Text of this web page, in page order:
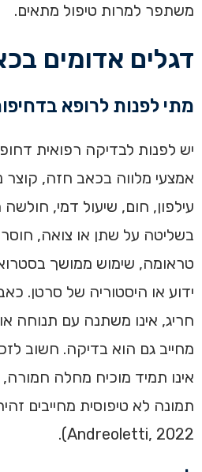
משתפר למרות טיפול מתאים.
דגלים אדומים
מתי לפנות לרופא
יש לפנות לבדיקה רפואית
אמצעי מלווה בכאב חזה,
עילפון, חום, שיעול דמי,
בשליטה על שתן או צואה,
טראומה, שימוש ממושך
ידוע או היסטוריה של סרטן.
חריג, אינו משתנה עם תנוחה
מחייב גם הוא בדיקה. חשוב
אינו תמיד מוכיח מחלה חמורה,
Andreoletti, 2022).